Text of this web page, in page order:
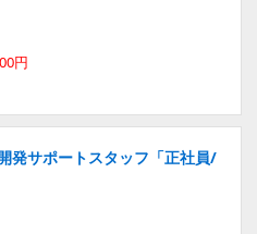
円
発サポートスタッフ「正社員/